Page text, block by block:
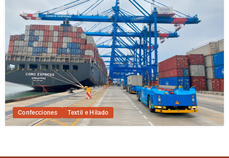
Confecciones Textil e Hilado